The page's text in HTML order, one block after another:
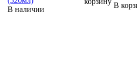
В наличии
В